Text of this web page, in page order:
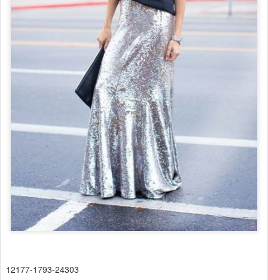
12177-1793-24303